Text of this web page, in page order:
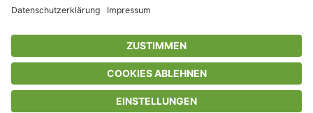
* Streichpreise entsprechen der unverbindlichen Preisempfehlung des
Herstellers. Prozentangaben beziehen sich auf den Streichpreis.
Freunde-Aktionen findest Du unterwww.limango.de/einladen
ᵇ Gilt nur für von limango versandte Ware (nicht für von Partnern versandte